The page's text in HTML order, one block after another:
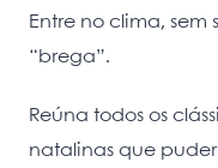
Entre no clima,
“brega”.
Reúna todos os
natalinas que